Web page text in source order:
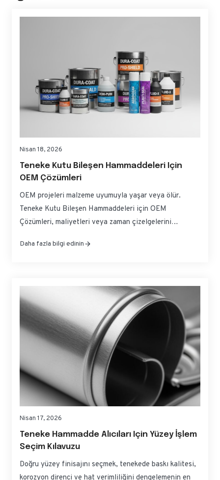
Nisan 18, 2026
Teneke Kutu Bileşen Hammaddeleri Için
OEM Çözümleri
OEM projeleri malzeme uyumuyla yaşar veya ölür.
Teneke Kutu Bileşen Hammaddeleri için OEM
Çözümleri, maliyetleri veya zaman çizelgelerini
mevzuata uygunluğu dengelemek anlamına gelir. Bu
güvenle kaynak sağlayabilir, kalifiye edebilir ve
ölçeklendirebilirsiniz. Eğer hızlı,...
Daha fazla bilgi edinin
Nisan 17, 2026
Teneke Hammadde Alıcıları Için Yüzey İşlem
Seçim Kılavuzu
Doğru yüzey finisajını seçmek, tenekede baskı kalitesi,
korozyon direnci ve hat verimliliğini dengelemenin en